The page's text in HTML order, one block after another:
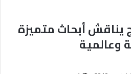
أبحاث متميزة
وعالمية